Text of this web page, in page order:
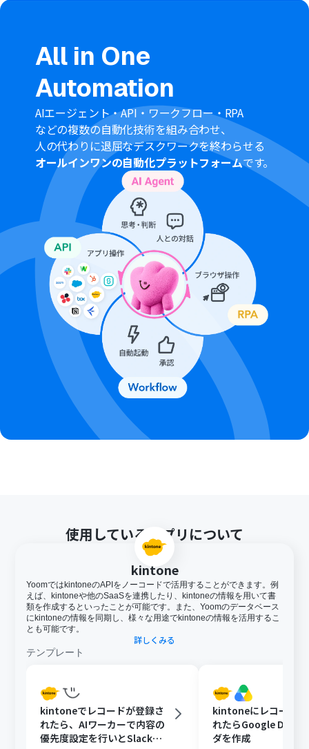
All in One
Automation
AIエージェント・API・ワークフロー・RPA
などの複数の自動化技術を組み合わせ、
人の代わりに退屈なデスクワークを終わらせる
オールインワンの自動化プラットフォームです。
使用しているアプリについて
kintone
YoomではkintoneのAPIをノーコードで活用することができます。例
えば、kintoneや他のSaaSを連携したり、kintoneの情報を用いて書
類を作成するといったことが可能です。また、Yoomのデータベース
にkintoneの情報を同期し、様々な用途でkintoneの情報を活用するこ
とも可能です。
詳しくみる
テンプレート
kintoneでレコードが登録さ
れたら、AIワーカーで内容の
優先度設定を行いとSlackで
kintoneにレコード
れたらGoogle Drive
ダを作成